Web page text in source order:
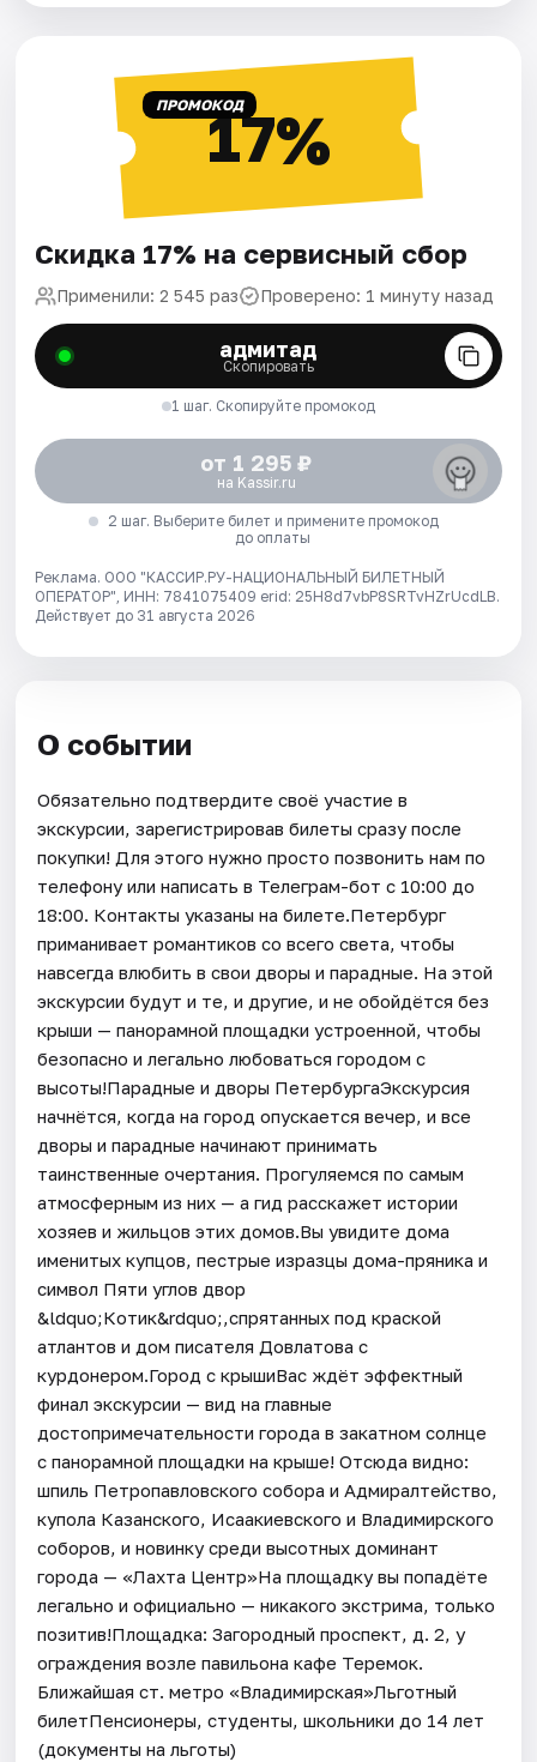
ПРОМОКОД17%
Скидка 17% на сервисный сбор
Применили: 2 545 раз Проверено: 1 минуту назад
адмитад
Скопировать
1 шаг. Скопируйте промокод
от 1 295 ₽
на Kassir.ru
2 шаг. Выберите билет и примените промокод
до оплаты
Реклама. ООО "КАССИР.РУ-НАЦИОНАЛЬНЫЙ БИЛЕТНЫЙ
ОПЕРАТОР", ИНН: 7841075409 erid: 25H8d7vbP8SRTvHZrUcdLB.
Действует до 31 августа 2026
О событии
Обязательно подтвердите своё участие в
экскурсии, зарегистрировав билеты сразу после
покупки! Для этого нужно просто позвонить нам по
телефону или написать в Телеграм-бот с 10:00 до
18:00. Контакты указаны на билете.Петербург
приманивает романтиков со всего света, чтобы
навсегда влюбить в свои дворы и парадные. На этой
экскурсии будут и те, и другие, и не обойдётся без
крыши — панорамной площадки устроенной, чтобы
безопасно и легально любоваться городом с
высоты!Парадные и дворы ПетербургаЭкскурсия
начнётся, когда на город опускается вечер, и все
дворы и парадные начинают принимать
таинственные очертания. Прогуляемся по самым
атмосферным из них — а гид расскажет истории
хозяев и жильцов этих домов.Вы увидите дома
именитых купцов, пестрые изразцы дома-пряника и
символ Пяти углов двор
&ldquo;Котик&rdquo;,спрятанных под краской
атлантов и дом писателя Довлатова с
курдонером.Город с крышиВас ждёт эффектный
финал экскурсии — вид на главные
достопримечательности города в закатном солнце
с панорамной площадки на крыше! Отсюда видно:
шпиль Петропавловского собора и Адмиралтейство,
купола Казанского, Исаакиевского и Владимирского
соборов, и новинку среди высотных доминант
города — «Лахта Центр»На площадку вы попадёте
легально и официально — никакого экстрима, только
позитив!Площадка: Загородный проспект, д. 2, у
ограждения возле павильона кафе Теремок.
Ближайшая ст. метро «Владимирская»Льготный
билетПенсионеры, студенты, школьники до 14 лет
(документы на льготы)